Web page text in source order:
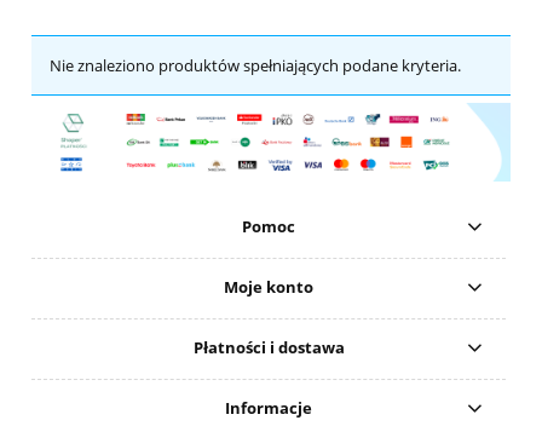
Nie znaleziono produktów spełniających podane kryteria.
Pomoc
Moje konto
Płatności i dostawa
Informacje